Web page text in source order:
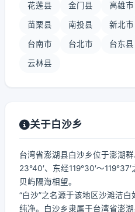
花莲县 金门县 高雄市
苗栗县 南投县 新北市
台南市 台北市 台东县
云林县
关于白沙乡
台湾省澎湖县白沙乡位于澎湖
23°40′、东经119°30′～
贝屿隔海相望。
“白沙”之名源于该地区沙滩洁
纯净。白沙乡隶属于台湾省澎